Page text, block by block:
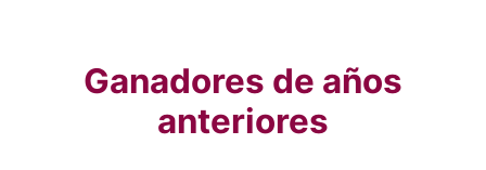
Ganadores de años
anteriores